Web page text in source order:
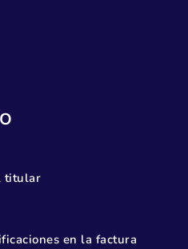
titular
en la factura